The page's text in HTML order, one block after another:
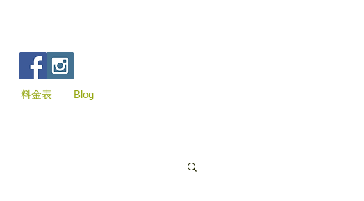
料金表 Blog